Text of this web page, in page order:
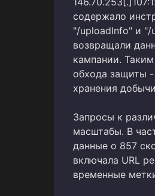
содержало
"/uploadInfo" и "/
возвращали
кампании.
обхода защиты
хранения
Запросы к
масштабы. В
данные о 857
включала URL
временные